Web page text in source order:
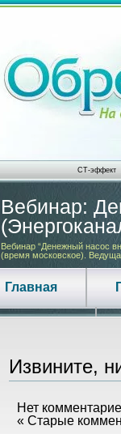
Вебинар:
Вебинар “Денежный насос
(время московское).
СТ-эффект
Главная
Извините,
Нет
« Старые